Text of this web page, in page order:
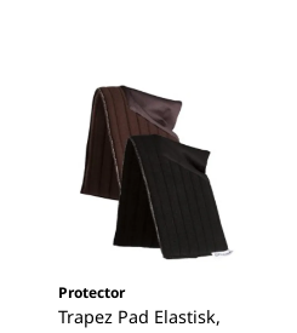
Protector
Trapez Pad Elastisk,